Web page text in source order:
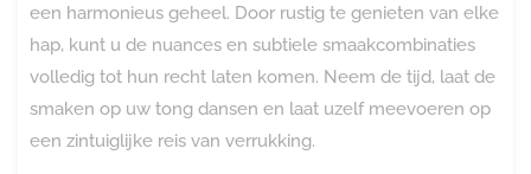
een harmonieus geheel. Door rustig te genieten van elke
hap, kunt u de nuances en subtiele smaakcombinaties
volledig tot hun recht laten komen. Neem de tijd, laat de
smaken op uw tong dansen en laat uzelf meevoeren op
een zintuiglijke reis van verrukking.